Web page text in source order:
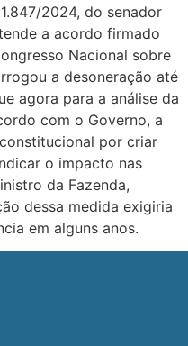
2024, do senador
a acordo firmado
Nacional sobre
a desoneração até
agora para a análise da
com o Governo, a
por criar
o impacto nas
da Fazenda,
dessa medida exigiria
em alguns anos.